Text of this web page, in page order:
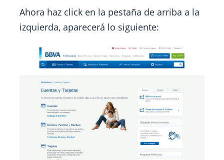
Ahora haz click en la pestaña de arriba a la
izquierda, aparecerá lo siguiente: